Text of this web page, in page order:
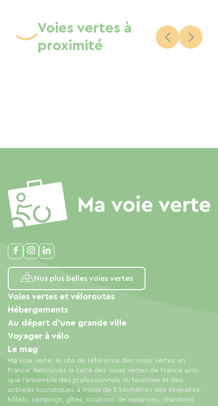
Voies vertes à
proximité
Nos plus belles voies vertes
Ma voie verte, le site de référence des voies vertes en
France. Retrouvez la carte des voies vertes de France ainsi
que l'ensemble des professionnels du tourisme et des
activités touristiques à moins de 5 kilomètres des itinéraires :
hôtels, campings, gîtes, locations de vacances, chambres
Voies vertes et véloroutes
Hébergements
Au départ d'une grande ville
Voyager à vélo
Le mag